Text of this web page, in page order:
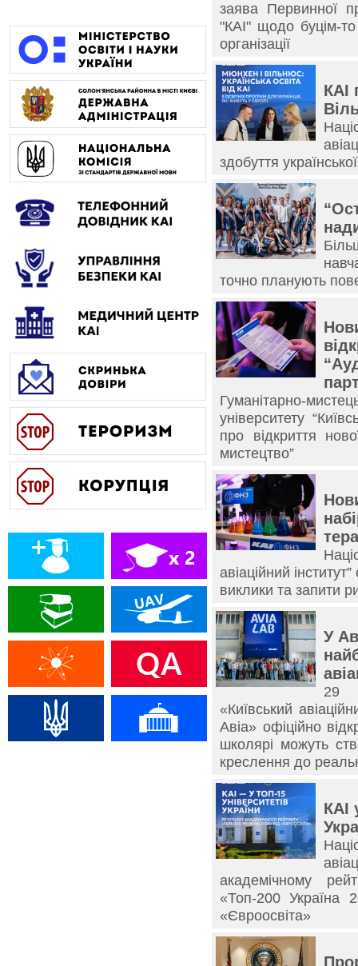
заява Первинної
"КАІ" щодо буцім-то
організації
КАІ
здобуття
точно планують
Гуманітарно-
університету
про відкриття
мистецтво”
авіаційний
виклики та запити
У
29
«Київський
Авіа» офіційно
школярі можуть
креслення до
КАІ
академічному
«Топ-200 Україна
«Євроосвіта»